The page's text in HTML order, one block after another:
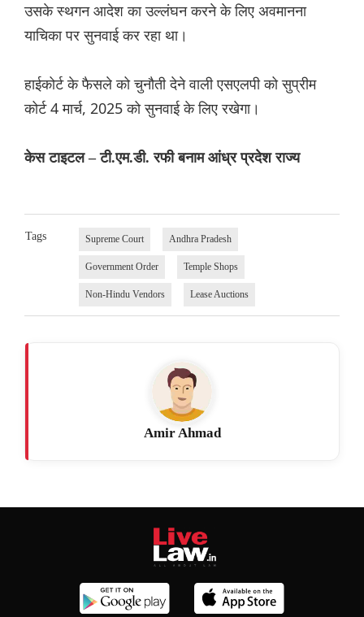
उसके स्थगन आदेश का उल्लंघन करने के लिए अवमानना ​​
याचिका पर सुनवाई कर रहा था।
हाईकोर्ट के फैसले को चुनौती देने वाली एसएलपी को सुप्रीम
कोर्ट 4 मार्च, 2025 को सुनवाई के लिए रखेगा।
केस टाइटल – टी.एम.डी. रफी बनाम आंध्र प्रदेश राज्य
Tags Supreme Court Andhra Pradesh
Government Order Temple Shops
Non-Hindu Vendors Lease Auctions
Amir Ahmad